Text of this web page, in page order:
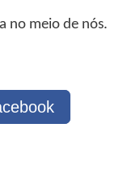
no meio de nós.